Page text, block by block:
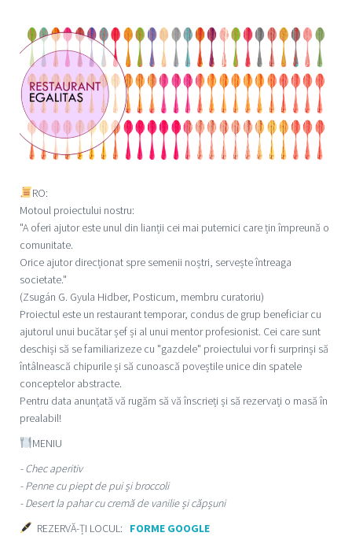
RO:
Motoul proiectului nostru:
"A oferi ajutor este unul din lianții cei mai puternici care țin împreună o
comunitate.
Orice ajutor direcționat spre semenii noștri, servește întreaga
societate."
(Zsugán G. Gyula Hidber, Posticum, membru curatoriu)
Proiectul este un restaurant temporar, condus de grup beneficiar cu
ajutorul unui bucătar șef și al unui mentor profesionist. Cei care sunt
deschiși să se familiarizeze cu "gazdele" proiectului vor fi surprinși să
întâlnească chipurile și să cunoască poveștile unice din spatele
conceptelor abstracte.
Pentru data anunțată vă rugăm să vă înscrieți și să rezervați o masă în
prealabil!
MENIU
- Chec aperitiv
- Penne cu piept de pui și broccoli
- Desert la pahar cu cremă de vanilie și căpșuni
REZERVĂ-ȚI LOCUL: FORME GOOGLE